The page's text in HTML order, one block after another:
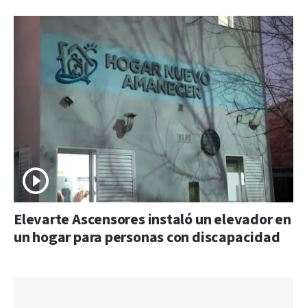
Elevarte Ascensores instaló un elevador en
un hogar para personas con discapacidad